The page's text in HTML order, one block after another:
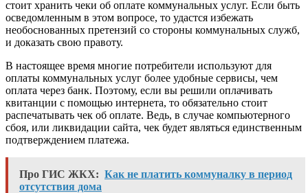
стоит хранить чеки об оплате коммунальных услуг. Если быть
осведомленным в этом вопросе, то удастся избежать
необоснованных претензий со стороны коммунальных служб,
и доказать свою правоту.
В настоящее время многие потребители используют для
оплаты коммунальных услуг более удобные сервисы, чем
оплата через банк. Поэтому, если вы решили оплачивать
квитанции с помощью интернета, то обязательно стоит
распечатывать чек об оплате. Ведь, в случае компьютерного
сбоя, или ликвидации сайта, чек будет являться единственным
подтверждением платежа.
Про ГИС ЖКХ: Как не платить коммуналку в период
отсутствия дома